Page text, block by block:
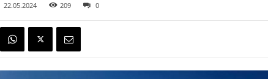
22.05.2024 209 0